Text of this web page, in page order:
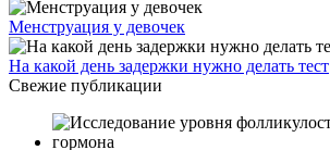
Менструация у девочек
На какой день задержки нужно делать тест
Свежие публикации